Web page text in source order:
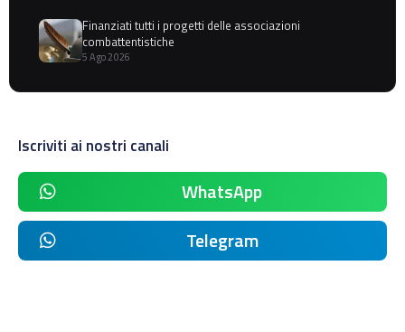
Finanziati tutti i progetti delle associazioni
combattentistiche
5 Ago 2026
Iscriviti ai nostri canali
WhatsApp
Telegram